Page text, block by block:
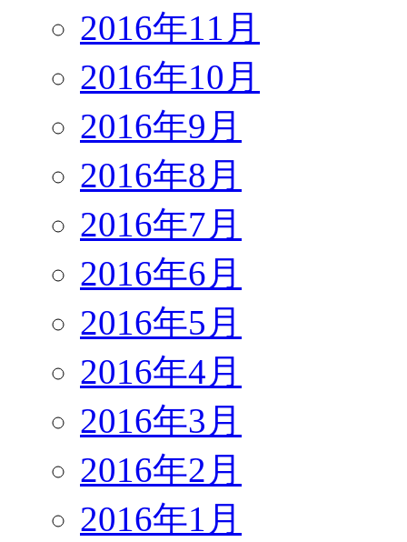
2016年11月
2016年10月
2016年9月
2016年8月
2016年7月
2016年6月
2016年5月
2016年4月
2016年3月
2016年2月
2016年1月